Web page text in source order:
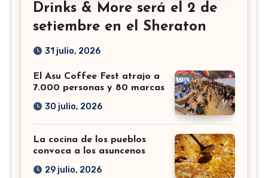
Drinks & More será el 2 de
setiembre en el Sheraton
31 julio, 2026
El Asu Coffee Fest atrajo a
7.000 personas y 80 marcas
30 julio, 2026
La cocina de los pueblos
convoca a los asuncenos
29 julio, 2026